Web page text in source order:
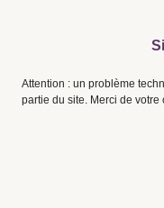
Attention : un problème
partie du site. Merci de votre